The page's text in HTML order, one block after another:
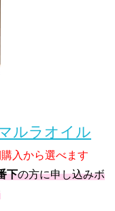
ルラオイル
入から選べます
下の方に申し込みボ